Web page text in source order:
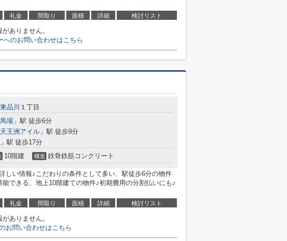
礼金 間取り 面積 詳細 検討リスト
ありません。
へのお問い合わせはこちら
東品川 １丁目
場 」駅 徒歩6分
天王洲アイル 」駅 徒歩9分
」駅 徒歩17分
10階建 構造 鉄骨鉄筋コンクリート
しい情報♪こだわりの条件として多い、駅徒歩6分の物件
できる、地上10階建ての物件♪初期費用の分割払いにも♪
礼金 間取り 面積 詳細 検討リスト
ありません。
お問い合わせはこちら